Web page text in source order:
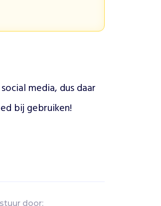
media, dus daar
bij gebruiken!
door: